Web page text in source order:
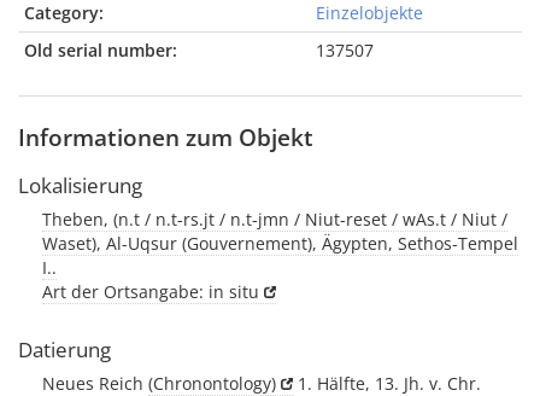
Category:
Einzelobjekte
Old serial number:
137507
Informationen zum Objekt
Lokalisierung
Theben, (n.t / n.t-rs.jt / n.t-jmn / Niut-reset / wAs.t / Niut /
Waset), Al-Uqsur (Gouvernement), Ägypten, Sethos-Tempel
I..
Art der Ortsangabe: in situ
Datierung
Neues Reich (Chronontology) 1. Hälfte, 13. Jh. v. Chr.